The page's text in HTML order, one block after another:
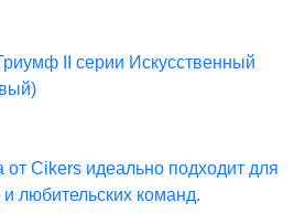
II серии Искусственный
Cikers идеально подходит для
любительских команд.